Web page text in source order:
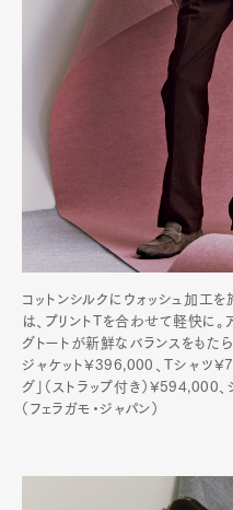
コットンシルクにウォッシュ加工
は、プリントTを合わせて軽快に。
グトートが新鮮なバランスをもたら
ジャケット¥396,000、Tシャツ
グ」（ストラップ付き）¥594,000
（フェラガモ・ジャパン）